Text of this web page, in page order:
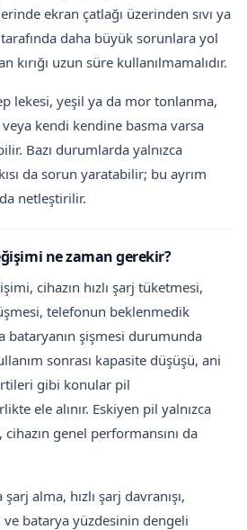
ekran çatlağı üzerinden sıvı ya
daha büyük sorunlara yol
kırığı uzun süre kullanılmamalıdır.
lekesi, yeşil ya da mor tonlanma,
kendi kendine basma varsa
Bazı durumlarda yalnızca
da sorun yaratabilir; bu ayrım
netleştirilir.
ne zaman gerekir?
cihazın hızlı şarj tüketmesi,
telefonun beklenmedik
bataryanın şişmesi durumunda
sonrası kapasite düşüşü, ani
gibi konular pil
ele alınır. Eskiyen pil yalnızca
genel performansını da
alma, hızlı şarj davranışı,
ve batarya yüzdesinin dengeli